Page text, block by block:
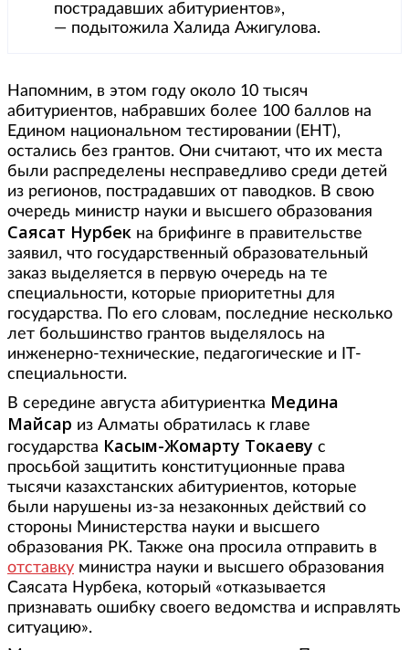
пострадавших абитуриентов»,
— подытожила Халида Ажигулова.
Напомним, в этом году около 10 тысяч
абитуриентов, набравших более 100 баллов на
Едином национальном тестировании (ЕНТ),
остались без грантов. Они считают, что их места
были распределены несправедливо среди детей
из регионов, пострадавших от паводков. В свою
очередь министр науки и высшего образования
Саясат Нурбек на брифинге в правительстве
заявил, что государственный образовательный
заказ выделяется в первую очередь на те
специальности, которые приоритетны для
государства. По его словам, последние несколько
лет большинство грантов выделялось на
инженерно-технические, педагогические и IT-
специальности.
В середине августа абитуриентка Медина
Майсар из Алматы обратилась к главе
государства Касым-Жомарту Токаеву с
просьбой защитить конституционные права
тысячи казахстанских абитуриентов, которые
были нарушены из-за незаконных действий со
стороны Министерства науки и высшего
образования РК. Также она просила отправить в
отставку министра науки и высшего образования
Саясата Нурбека, который «отказывается
признавать ошибку своего ведомства и исправлять
ситуацию».